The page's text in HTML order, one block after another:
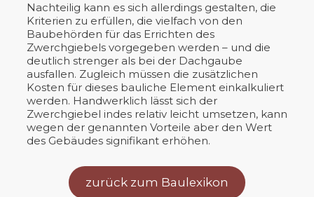
Nachteilig kann es sich allerdings gestalten, die
Kriterien zu erfüllen, die vielfach von den
Baubehörden für das Errichten des
Zwerchgiebels vorgegeben werden – und die
deutlich strenger als bei der Dachgaube
ausfallen. Zugleich müssen die zusätzlichen
Kosten für dieses bauliche Element einkalkuliert
werden. Handwerklich lässt sich der
Zwerchgiebel indes relativ leicht umsetzen, kann
wegen der genannten Vorteile aber den Wert
des Gebäudes signifikant erhöhen.
zurück zum Baulexikon